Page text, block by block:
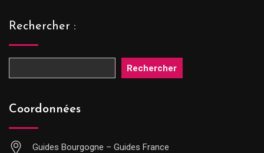
Rechercher :
Rechercher
Coordonnées
Guides Bourgogne – Guides France